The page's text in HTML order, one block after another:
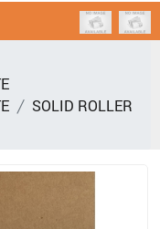
SOLID ROLLER